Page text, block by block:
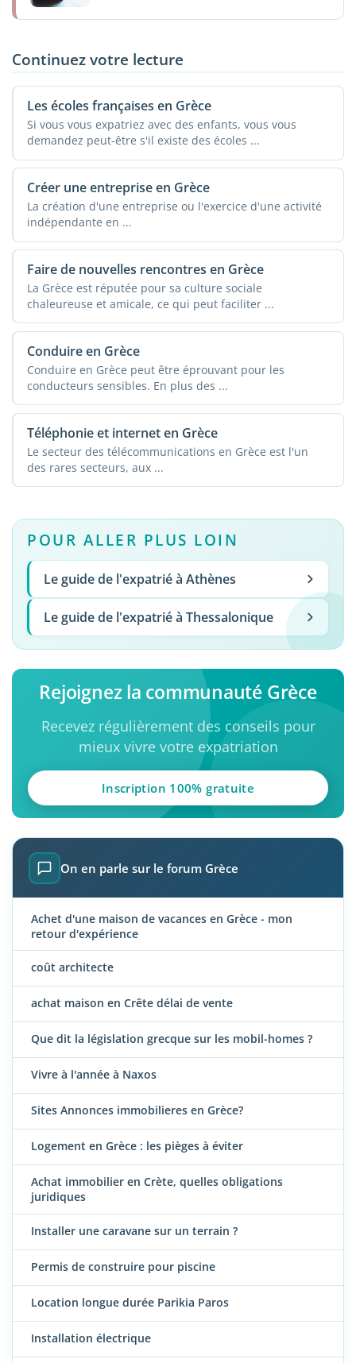
Continuez votre lecture
Les écoles françaises en Grèce
Si vous vous expatriez avec des enfants, vous vous
demandez peut-être s'il existe des écoles ...
Créer une entreprise en Grèce
La création d'une entreprise ou l'exercice d'une activité
indépendante en ...
Faire de nouvelles rencontres en Grèce
La Grèce est réputée pour sa culture sociale
chaleureuse et amicale, ce qui peut faciliter ...
Conduire en Grèce
Conduire en Grèce peut être éprouvant pour les
conducteurs sensibles. En plus des ...
Téléphonie et internet en Grèce
Le secteur des télécommunications en Grèce est l'un
des rares secteurs, aux ...
POUR ALLER PLUS LOIN
Le guide de l'expatrié à Athènes
Le guide de l'expatrié à Thessalonique
Rejoignez la communauté Grèce
Recevez régulièrement des conseils pour
mieux vivre votre expatriation
Inscription 100% gratuite
On en parle sur le forum Grèce
Achet d'une maison de vacances en Grèce - mon
retour d'expérience
coût architecte
achat maison en Crête délai de vente
Que dit la législation grecque sur les mobil-homes ?
Vivre à l'année à Naxos
Sites Annonces immobilieres en Grèce?
Logement en Grèce : les pièges à éviter
Achat immobilier en Crète, quelles obligations
juridiques
Installer une caravane sur un terrain ?
Permis de construire pour piscine
Location longue durée Parikia Paros
Installation électrique